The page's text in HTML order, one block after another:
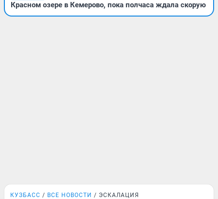
Красном озере в Кемерово, пока полчаса ждала скорую
КУЗБАСС ВСЕ НОВОСТИ ЭСКАЛАЦИЯ